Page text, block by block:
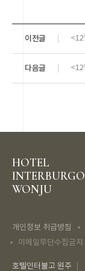
이전글
다음글
HOTEL
INTERBURGO
WONJU
개인정보 취급방침
이메일무단수집금지
호텔인터불고 원주